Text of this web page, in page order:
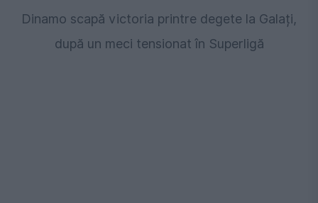
Dinamo scapă victoria printre degete la Galați,
după un meci tensionat în Superligă